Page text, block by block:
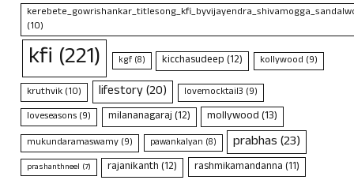
(10)
kfi (221) kgf(8) kicchasudeep(12) kollywood (9)
kruthvik(10) lifestory(20) lovemocktail3 (9)
loveseasons (9) milananagaraj(12) mollywood(13)
mukundaramaswamy (9) pawankalyan (8) prabhas(23)
prashanthneel (7) rajanikanth(12) rashmikamandanna(11)